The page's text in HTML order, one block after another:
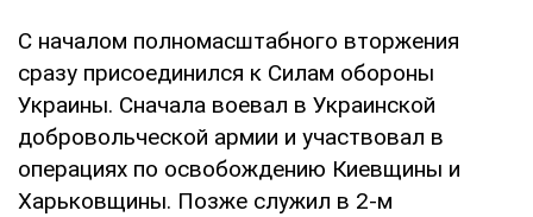
С началом полномасштабного вторжения
сразу присоединился к Силам обороны
Украины. Сначала воевал в Украинской
добровольческой армии и участвовал в
операциях по освобождению Киевщины и
Харьковщины. Позже служил в 2-м